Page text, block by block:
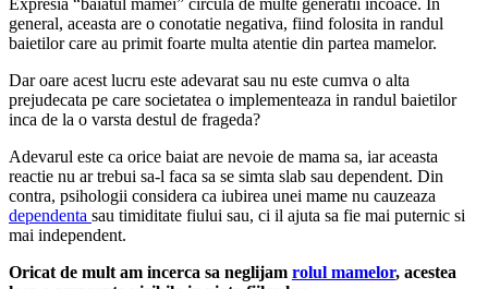
Expresia “baiatul mamei” circula de multe generatii incoace. In
general, aceasta are o conotatie negativa, fiind folosita in randul
baietilor care au primit foarte multa atentie din partea mamelor.
Dar oare acest lucru este adevarat sau nu este cumva o alta
prejudecata pe care societatea o implementeaza in randul baietilor
inca de la o varsta destul de frageda?
Adevarul este ca orice baiat are nevoie de mama sa, iar aceasta
reactie nu ar trebui sa-l faca sa se simta slab sau dependent. Din
contra, psihologii considera ca iubirea unei mame nu cauzeaza
dependenta sau timiditate fiului sau, ci il ajuta sa fie mai puternic si
mai independent.
Oricat de mult am incerca sa neglijam rolul mamelor, acestea